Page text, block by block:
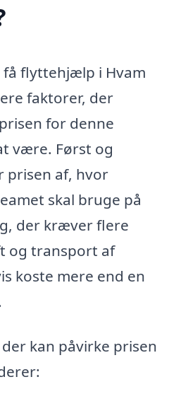
flyttehjælp i Hvam
faktorer, der
for denne
være. Først og
af, hvor
skal bruge på
der kræver flere
og transport af
koste mere end en
kan påvirke prisen